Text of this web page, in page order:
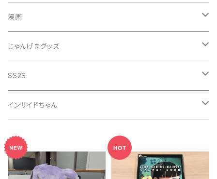
漫画
じゃんげま
じゃんげまグッズ
Tシャツ・アパレル
キーホルダー
ステッカー・テープ
マグカップ・ボトル
SS2S
Tシャツ・アパレル
ステッカー・テープ
マグカップ・ボトル
インサイドちゃん
インサイドちゃんMark2
ぬいぐるみ